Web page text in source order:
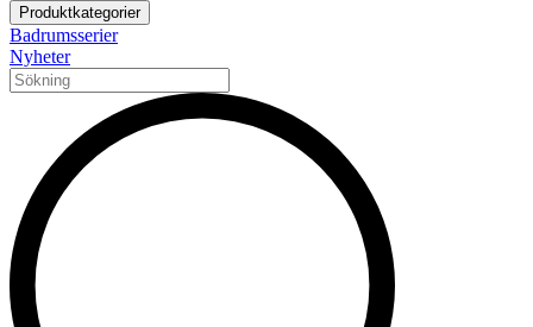
Produktkategorier
Badrumsserier
Nyheter